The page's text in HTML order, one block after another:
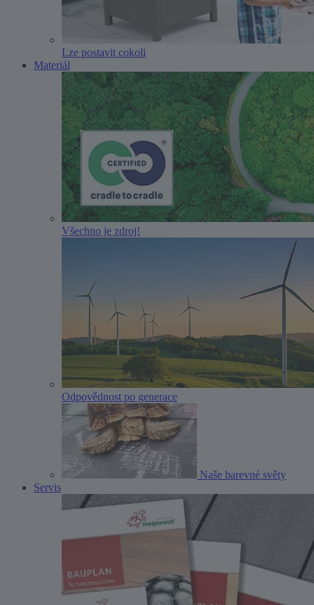
Lze postavit cokoli
Materiál
Všechno je zdroj!
Odpovědnost po generace
Naše barevné světy
Servis